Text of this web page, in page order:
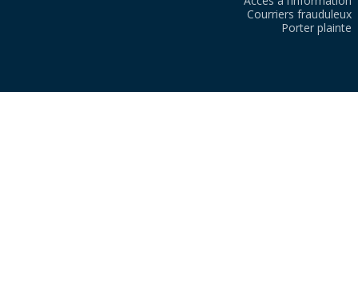
Courriers frauduleux
Porter plainte